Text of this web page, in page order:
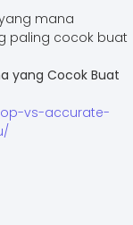
mana
paling cocok buat
yang Cocok Buat
vs-accurate-